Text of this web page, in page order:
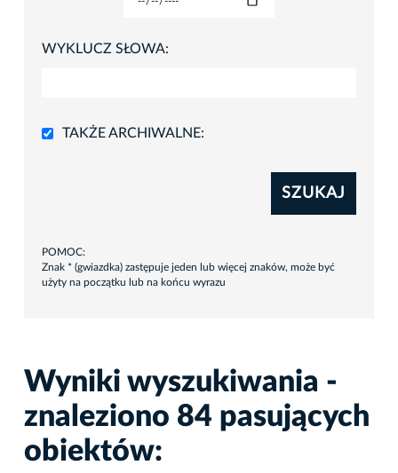
WYKLUCZ SŁOWA:
TAKŻE ARCHIWALNE:
SZUKAJ
POMOC:
Znak * (gwiazdka) zastępuje jeden lub więcej znaków, może być
użyty na początku lub na końcu wyrazu
Wyniki wyszukiwania -
znaleziono 84 pasujących
obiektów: